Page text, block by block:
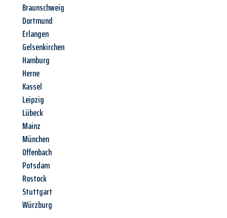
Braunschweig
Dortmund
Erlangen
Gelsenkirchen
Hamburg
Herne
Kassel
Leipzig
Lübeck
Mainz
München
Offenbach
Potsdam
Rostock
Stuttgart
Würzburg